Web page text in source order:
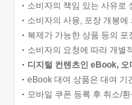
소비자의 책임 있는 사유로
소비자의 사용, 포장 개봉
복제가 가능한 상품 등의
소비자의 요청에 따라 개별
디지털 컨텐츠인 eBook,
eBook 대여 상품은 대여 기
모바일 쿠폰 등록 후 취소/